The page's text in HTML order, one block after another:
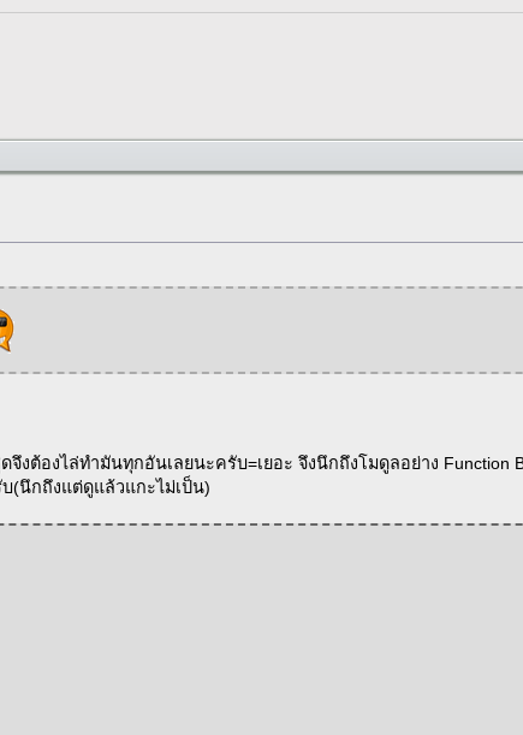
องไล่ทำมันทุกอันเลยนะครับ=เยอะ จึงนึกถึงโมดูลอย่าง Function
(นึกถึงแต่ดูแล้วแกะไม่เป็น)